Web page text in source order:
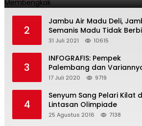
2
Jambu Air Madu Deli,
Semanis Madu Tidak
31 Juli 2021 10615
3
INFOGRAFIS: Pempek
Palembang dan
yang Melegenda
17 Juli 2020 9719
4
Senyum Sang Pelari Kilat
Lintasan Olimpiade
25 Agustus 2016 7138